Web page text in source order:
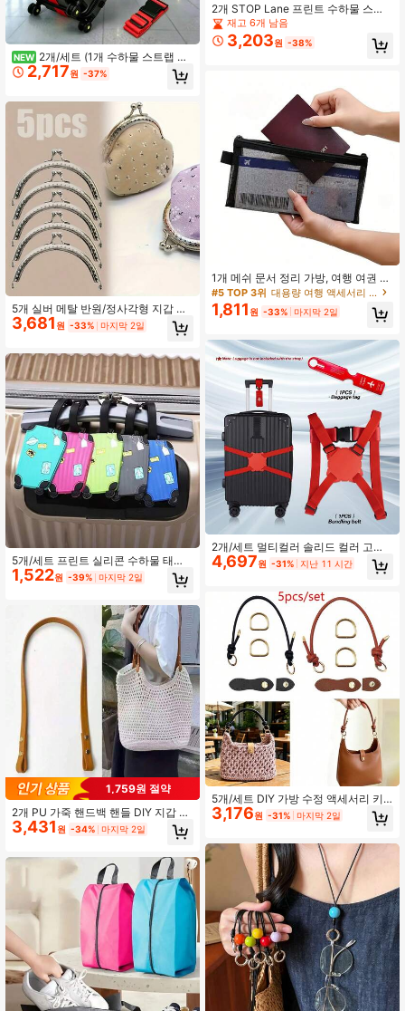
NEW 2개/세트 (1개 수하물 스트랩 및
1개 태그), TSA 밝은 색상 수하물 스트
랩, 수하물 로프, 위탁 수하물 보강을
드백에 적합, 여행 수하물 강화 액세서
리 (빠른 수하물 식별), 위탁 수하물 보
강을 위한 조절 가능한 길이, 할로윈/
크리스마스 선물
2,717원 -37%
5개 실버 메탈 반원/정사각형 지갑 걸
쇠, 다중 크기, 스냅 잠금, 핸드백, 동전
지갑 수정을 위한 빈티지 스타일 DIY
성 있는 수제 부품
3,681 원 -33% 마지막 2일
5개/세트 프린트 실리콘 수하물 태그,
귀여운 여행 신원 태그, 쓰기 공간이
있는 분실 방지 식별 태그, 여행 및 출
1,522원 -39% 마지막 2일
1,759원 절약
2개 PU 가죽 핸드백 핸들 DIY 지갑 및
지갑 제작 용품 학용품
3,431 원 -34% 마지막 2일
2개 STOP Lane 프린트 수하물 스트
랩 + 수하물 태그 세트, 폴리에스터 버
클 스트랩, 분실 방지 디자인, 비밀번
호 잠금 도난 방지 모델, 실리콘 분실
스 여행/휴가 수하물 케이스 전용, 공
항 체크인 필수품
재고 6개 남음
3,203원 -38%
1개 메쉬 문서 정리 가방, 여행 여권 홀
더, 투명 메쉬 여권 슬리브, 휴대용 신
분증 & 탑승권 홀더, 멀티컬러 여행 액
세서리
#5 TOP 3위 대용량 여행 액세서리 및 소모품
1,811 원 -33% 마지막 2일
2개/세트 멀티컬러 솔리드 컬러 고탄
성 나일론 피겨-8 수하물 스트랩, 조절
가능한 수하물 고정 스트랩, 버클 스타
하물 태그, 비즈니스 여행 관광 위탁
수하물 고정 스트랩
4,697원 -31% 지난 11 시간
5개/세트 DIY 가방 수정 액세서리 키
트, 핸드백 손잡이, 버클, D-링, PU 버
클, 가방용 하드웨어 액세서리, 크로셰
공예 애호가를 위한 교체 스트랩
3,176원 -31% 마지막 2일